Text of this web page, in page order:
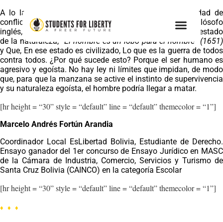
A lo largo de la historia hemos visto una gran cantidad de
conflictos entre hombres, instituciones y naciones.El filósofo
inglés, Thomas Hobbes afirma que, en aquel supuesto estado
de la naturaleza, “El hombre es un lobo para el hombre” (1651)
y Que, En ese estado es civilizado, Lo que es la guerra de todos
contra todos. ¿Por qué sucede esto? Porque el ser humano es
agresivo y egoísta. No hay ley ni límites que impidan, de modo
que, para que la manzana se active el instinto de supervivencia
y su naturaleza egoísta, el hombre podría llegar a matar.
[hr height = “30” style = “default” line = “default” themecolor = “1”]
Marcelo Andrés Fortún Arandia
Coordinador Local EsLibertad Bolivia, Estudiante de Derecho.
Ensayo ganador del 1er concurso de Ensayo Jurídico en MASC
de la Cámara de Industria, Comercio, Servicios y Turismo de
Santa Cruz Bolivia (CAINCO) en la categoría Escolar
[hr height = “30” style = “default” line = “default” themecolor = “1”]
♦ ♦ ♦